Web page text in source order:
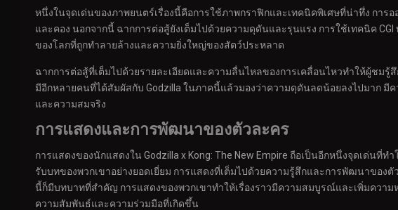
หนึ่งในจุดเด่นของภาพยนตร์เรื่องนี้คือการใช้ภาพกราฟิกและเทคนิคพิเศษที่น่าทึ่ง กา
และคอง นอกจากนี้ ฉากการต่อสู้ยังเต็มไปด้วยความดุดันและรุนแรง การใช้เทคนิค
ของโลกที่ถูกทำลายล้างและความยิ่งใหญ่ของสัตว์ประหลาด
ฉากการต่อสู้ที่เต็มไปด้วยรายละเอียดและความลื่นไหลของการเคลื่อนไหวทำให้ผู้ชม
มีอีกหลายคนที่ได้สัมผัสกับ Godzilla ในภาคนี้แล้วมองว่าความดุดันลดน้อยลงไปมาก มี
และความสมจริง
การแสดงและการพัฒนาของตัวละคร
การแสดงของนักแสดงใน Godzilla x Kong: The New Empire ถือเป็นอีกหนึ่งจุดเด่น
รับบทของพวกเขาอย่างยอดเยี่ยม การแสดงที่เต็มไปด้วยความรู้สึกและการพัฒนาขอ
นี้ก็มีบทบาทที่สำคัญ การแสดงของพวกเขาทำให้เรื่องราวมีความสมบูรณ์และเพิ่มควา
ความสัมพันธ์และความร่วมมือที่เกิดขึ้น